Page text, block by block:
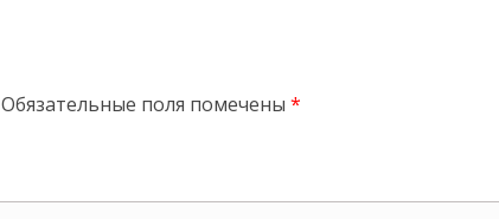
Обязательные поля помечены *